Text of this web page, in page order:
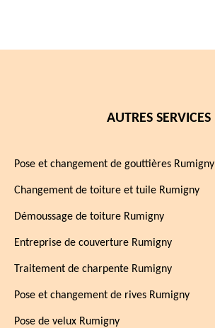
AUTRES SERVICES
Pose et changement de gouttières Rumigny
Changement de toiture et tuile Rumigny
Démoussage de toiture Rumigny
Entreprise de couverture Rumigny
Traitement de charpente Rumigny
Pose et changement de rives Rumigny
Pose de velux Rumigny